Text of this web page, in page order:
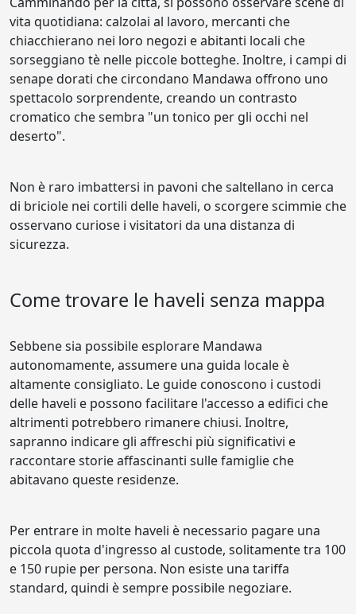
vita quotidiana: calzolai al lavoro, mercanti che
chiacchierano nei loro negozi e abitanti locali che
sorseggiano tè nelle piccole botteghe. Inoltre, i campi di
senape dorati che circondano Mandawa offrono uno
spettacolo sorprendente, creando un contrasto
cromatico che sembra "un tonico per gli occhi nel
deserto".
Non è raro imbattersi in pavoni che saltellano in cerca
di briciole nei cortili delle haveli, o scorgere scimmie che
osservano curiose i visitatori da una distanza di
sicurezza.
Come trovare le haveli senza mappa
Sebbene sia possibile esplorare Mandawa
autonomamente, assumere una guida locale è
altamente consigliato. Le guide conoscono i custodi
delle haveli e possono facilitare l'accesso a edifici che
altrimenti potrebbero rimanere chiusi. Inoltre,
sapranno indicare gli affreschi più significativi e
raccontare storie affascinanti sulle famiglie che
abitavano queste residenze.
Per entrare in molte haveli è necessario pagare una
piccola quota d'ingresso al custode, solitamente tra 100
e 150 rupie per persona. Non esiste una tariffa
standard, quindi è sempre possibile negoziare.